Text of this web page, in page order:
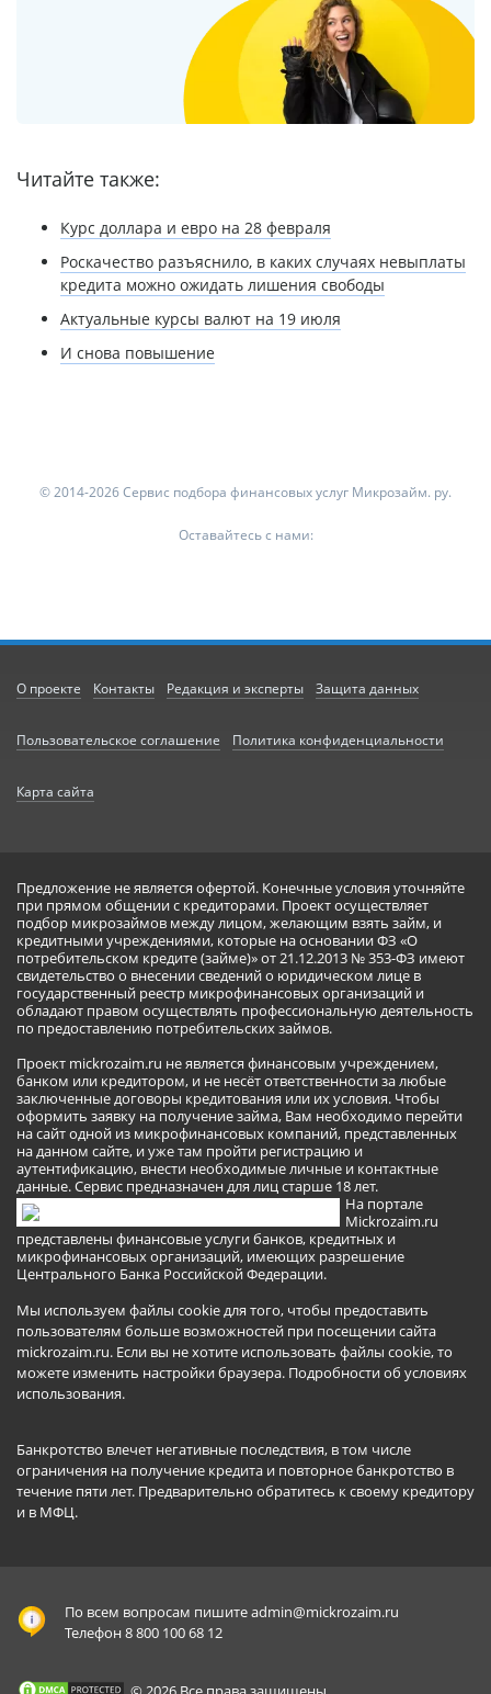
Читайте также:
Курс доллара и евро на 28 февраля
Роскачество разъяснило, в каких случаях невыплаты
кредита можно ожидать лишения свободы
Актуальные курсы валют на 19 июля
И снова повышение
© 2014-2026 Сервис подбора финансовых услуг Микрозайм. ру.
Оставайтесь с нами:
О проекте Контакты Редакция и эксперты Защита данных
Пользовательское соглашение Политика конфиденциальности
Карта сайта
Предложение не является офертой. Конечные условия уточняйте
при прямом общении с кредиторами. Проект осуществляет
подбор микрозаймов между лицом, желающим взять займ, и
кредитными учреждениями, которые на основании ФЗ «О
потребительском кредите (займе)» от 21.12.2013 № 353-ФЗ имеют
свидетельство о внесении сведений о юридическом лице в
государственный реестр микрофинансовых организаций и
обладают правом осуществлять профессиональную деятельность
по предоставлению потребительских займов.
Проект mickrozaim.ru не является финансовым учреждением,
банком или кредитором, и не несёт ответственности за любые
заключенные договоры кредитования или их условия. Чтобы
оформить заявку на получение займа, Вам необходимо перейти
на сайт одной из микрофинансовых компаний, представленных
на данном сайте, и уже там пройти регистрацию и
аутентификацию, внести необходимые личные и контактные
данные. Сервис предназначен для лиц старше 18 лет.
На портале
Mickrozaim.ru
представлены финансовые услуги банков, кредитных и
микрофинансовых организаций, имеющих разрешение
Центрального Банка Российской Федерации.
Мы используем файлы cookie для того, чтобы предоставить
пользователям больше возможностей при посещении сайта
mickrozaim.ru. Если вы не хотите использовать файлы cookie, то
можете изменить настройки браузера. Подробности об условиях
использования.
Банкротство влечет негативные последствия, в том числе
ограничения на получение кредита и повторное банкротство в
течение пяти лет. Предварительно обратитесь к своему кредитору
и в МФЦ.
По всем вопросам пишитеadmin@mickrozaim.ru
Телефон 8 800 100 68 12